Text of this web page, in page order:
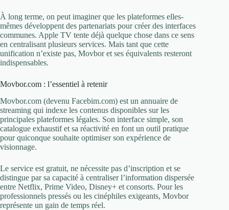
À long terme, on peut imaginer que les plateformes elles-
mêmes développent des partenariats pour créer des interfaces
communes. Apple TV tente déjà quelque chose dans ce sens
en centralisant plusieurs services. Mais tant que cette
unification n’existe pas, Movbor et ses équivalents resteront
indispensables.
Movbor.com : l’essentiel à retenir
Movbor.com (devenu Facebim.com) est un annuaire de
streaming qui indexe les contenus disponibles sur les
principales plateformes légales. Son interface simple, son
catalogue exhaustif et sa réactivité en font un outil pratique
pour quiconque souhaite optimiser son expérience de
visionnage.
Le service est gratuit, ne nécessite pas d’inscription et se
distingue par sa capacité à centraliser l’information dispersée
entre Netflix, Prime Video, Disney+ et consorts. Pour les
professionnels pressés ou les cinéphiles exigeants, Movbor
représente un gain de temps réel.